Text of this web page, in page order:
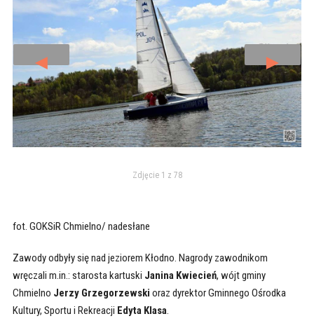
◄ ►
Zdjęcie 1 z 78
fot. GOKSiR Chmielno/ nadesłane
Zawody odbyły się nad jeziorem Kłodno. Nagrody zawodnikom
wręczali m.in.: starosta kartuski Janina Kwiecień, wójt gminy
Chmielno Jerzy Grzegorzewski oraz dyrektor Gminnego Ośrodka
Kultury, Sportu i Rekreacji Edyta Klasa.